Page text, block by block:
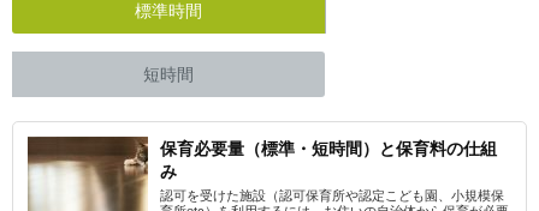
標準時間
短時間
保育必要量（標準・短時間）と保育料の仕組
み
認可を受けた施設（認可保育所や認定こども園、小規模保